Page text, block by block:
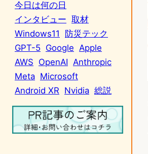
今日は何の日
インタビュー 取材
Windows11
防災テック
GPT-5 Google Apple
AWS OpenAI Anthropic
Meta Microsoft
Android XR Nvidia 総説